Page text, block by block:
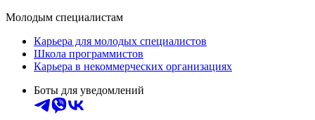
Молодым специалистам
Карьера для молодых специалистов
Школа программистов
Карьера в некоммерческих организациях
Боты для уведомлений